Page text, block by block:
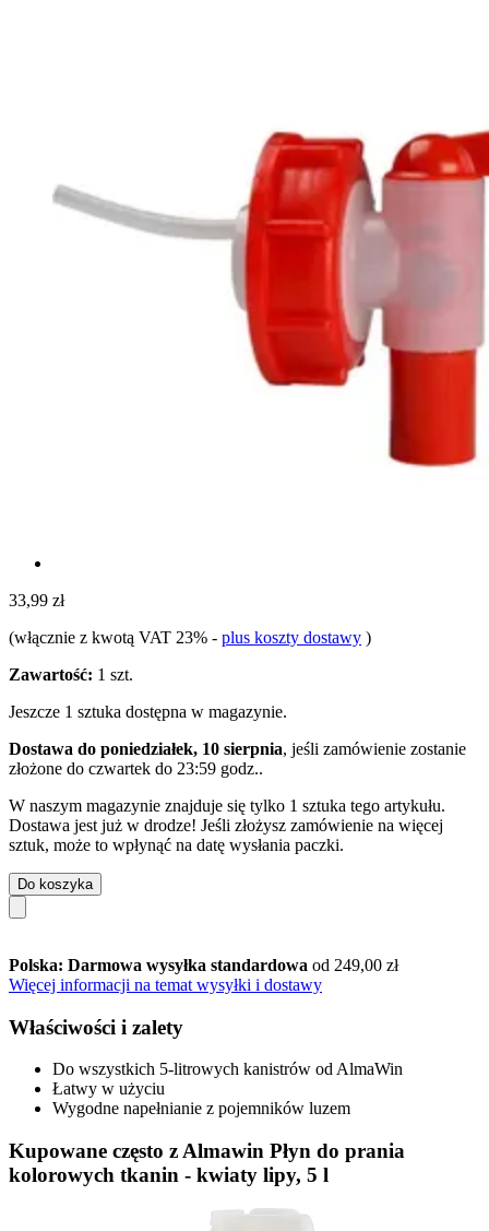
33,99 zł
(włącznie z kwotą VAT 23% - plus koszty dostawy )
Zawartość: 1 szt.
Jeszcze 1 sztuka dostępna w magazynie.
Dostawa do poniedziałek, 10 sierpnia, jeśli zamówienie zostanie
złożone do czwartek do 23:59 godz..
W naszym magazynie znajduje się tylko 1 sztuka tego artykułu.
Dostawa jest już w drodze! Jeśli złożysz zamówienie na więcej
sztuk, może to wpłynąć na datę wysłania paczki.
Do koszyka
Polska: Darmowa wysyłka standardowa od 249,00 zł
Więcej informacji na temat wysyłki i dostawy
Właściwości i zalety
Do wszystkich 5-litrowych kanistrów od AlmaWin
Łatwy w użyciu
Wygodne napełnianie z pojemników luzem
Kupowane często z Almawin Płyn do prania
kolorowych tkanin - kwiaty lipy, 5 l